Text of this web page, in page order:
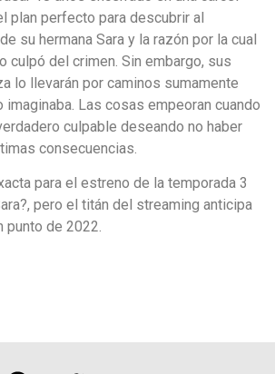
plan perfecto para descubrir al
su hermana Sara y la razón por la cual
culpó del crimen. Sin embargo, sus
lo llevarán por caminos sumamente
Las cosas empeoran cuando
culpable deseando no haber
consecuencias.
para el estreno de la temporada 3
pero el titán del streaming anticipa
punto de 2022.